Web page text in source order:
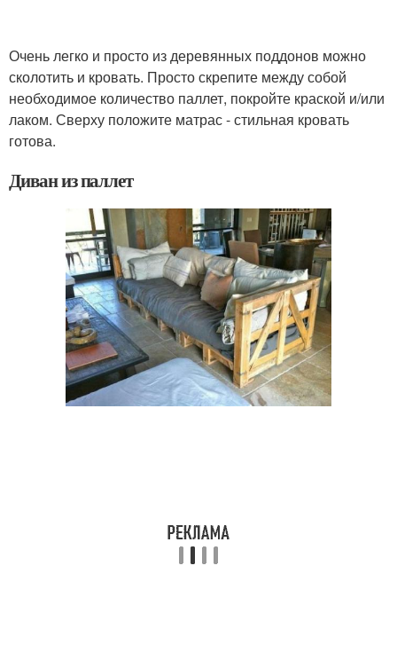
Очень легко и просто из деревянных поддонов можно
сколотить и кровать. Просто скрепите между собой
необходимое количество паллет, покройте краской и/или
лаком. Сверху положите матрас - стильная кровать
готова.
Диван из паллет